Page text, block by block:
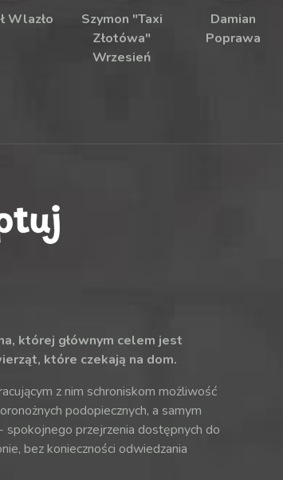
Wlazło
Szymon "Taxi
Złotówa"
Wrzesień
Damian
Poprawa
której głównym celem jest
które czekają na dom.
z nim schroniskom możliwość
podopiecznych, a samym
spokojnego przejrzenia dostępnych do
bez konieczności odwiedzania